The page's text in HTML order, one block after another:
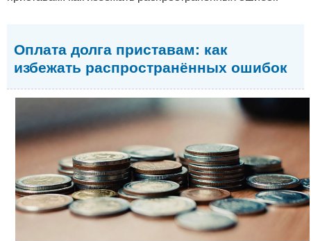
Оплата долга приставам: как
избежать распространённых ошибок